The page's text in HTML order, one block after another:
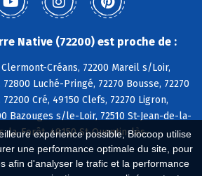
expérience possible, Biocoop utilise
une performance optimale du site, pour
afin d'analyser le trafic et la performance
Native (72200) est proche de :
Clermont-Créans, 72200 Mareil s/Loir,
Luché-Pringé, 72270 Bousse, 72270
Cré, 49150 Clefs, 72270 Ligron,
Bazouges s/le-Loir, 72510 St-Jean-de-la-
la-Forêt, 49150 St-Quentin-lès-